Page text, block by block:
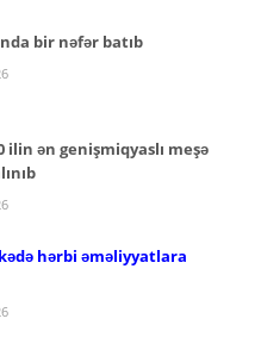
bir nəfər batıb
ilin ən genişmiqyaslı meşə
hərbi əməliyyatlara